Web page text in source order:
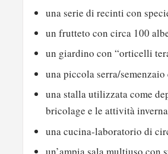
una serie di recinti con
un frutteto con circa 100
un giardino con “orticelli
una piccola serra/semenzaio
una stalla utilizzata come
bricolage e le attività
una cucina-laboratorio di
un’ampia sala multiuso con